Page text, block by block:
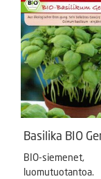
Basilika BIO
BIO-siemenet,
luomutuotantoa.